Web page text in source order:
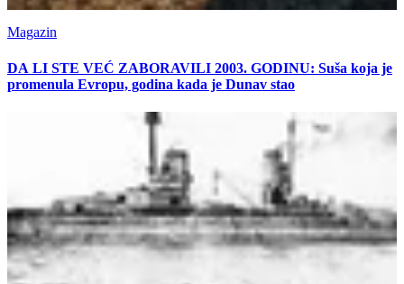
Magazin
DA LI STE VEĆ ZABORAVILI 2003. GODINU: Suša koja je
promenula Evropu, godina kada je Dunav stao